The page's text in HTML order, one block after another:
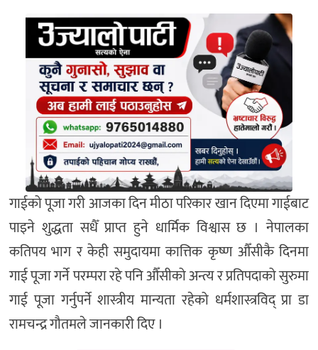
गाईको पूजा गरी आजका दिन मीठा परिकार खान दिएमा गाईबाट
पाइने शुद्धता सधैँ प्राप्त हुने धार्मिक विश्वास छ । नेपालका
कतिपय भाग र केही समुदायमा कात्तिक कृष्ण औँसीकै दिनमा
गाई पूजा गर्ने परम्परा रहे पनि औँसीको अन्त्य र प्रतिपदाको सुरुमा
गाई पूजा गर्नुपर्ने शास्त्रीय मान्यता रहेको धर्मशास्त्रविद् प्रा डा
रामचन्द्र गौतमले जानकारी दिए ।